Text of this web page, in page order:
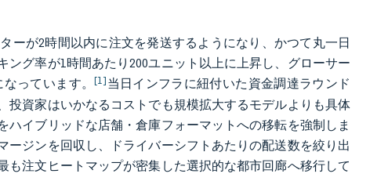
ーが2時間以内に注文を発送するようになり、かつて丸一日
グ率が1時間あたり200ユニット以上に上昇し、グローサー
なっています。[1]当日インフラに紐付いた資金調達ラウンド
資家はいかなるコストでも規模拡大するモデルよりも具体
イブリッドな店舗・倉庫フォーマットへの移転を強制しま
ジンを回収し、ドライバーシフトあたりの配送数を絞り出
注文ヒートマップが密集した選択的な都市回廊へ移行して